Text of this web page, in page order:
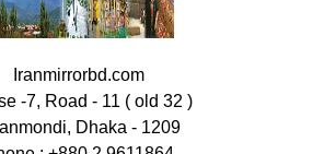
Iranmirrorbd.com
-7, Road - 11 ( old 32 )
Dhaka - 1209